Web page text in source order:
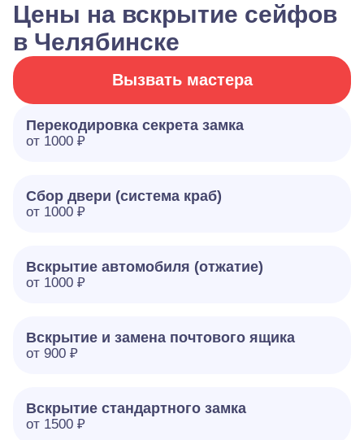
Цены на вскрытие сейфов
в Челябинске
Вызвать мастера
Перекодировка секрета замка
от 1000 ₽
Сбор двери (система краб)
от 1000 ₽
Вскрытие автомобиля (отжатие)
от 1000 ₽
Вскрытие и замена почтового ящика
от 900 ₽
Вскрытие стандартного замка
от 1500 ₽